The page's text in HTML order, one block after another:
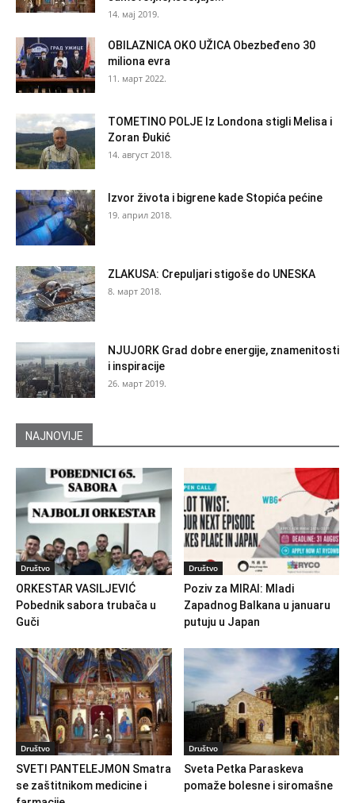
14. мај 2019.
OBILAZNICA OKO UŽICA Obezbeđeno 30
miliona evra
11. март 2022.
TOMETINO POLJE Iz Londona stigli Melisa i
Zoran Đukić
14. август 2018.
Izvor života i bigrene kade Stopića pećine
19. април 2018.
ZLAKUSA: Crepuljari stigoše do UNESKA
8. март 2018.
NJUJORK Grad dobre energije, znamenitosti
i inspiracije
26. март 2019.
NAJNOVIJE
Društvo
ORKESTAR VASILJEVIĆ
Pobednik sabora trubača u
Guči
Društvo
Poziv za MIRAI: Mladi
Zapadnog Balkana u januaru
putuju u Japan
Društvo
SVETI PANTELEJMON Smatra
se zaštitnikom medicine i
Društvo
Sveta Petka Paraskeva
pomaže bolesne i siromašne